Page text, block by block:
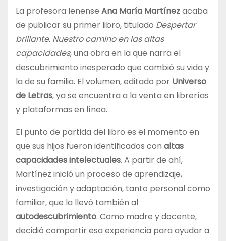
La profesora lenense Ana María Martínezacaba
de publicar su primer libro, titulado Despertar
brillante. Nuestro camino en las altas
capacidades, una obra en la que narra el
descubrimiento inesperado que cambió su vida y
la de su familia. El volumen, editado por Universo
de Letras, ya se encuentra a la venta en librerías
y plataformas en línea.
El punto de partida del libro es el momento en
que sus hijos fueron identificados con altas
capacidades intelectuales. A partir de ahí,
Martínez inició un proceso de aprendizaje,
investigación y adaptación, tanto personal como
familiar, que la llevó también al
autodescubrimiento. Como madre y docente,
decidió compartir esa experiencia para ayudar a